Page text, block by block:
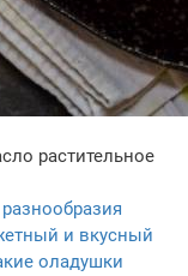
растительное
и вкусный
оладушки